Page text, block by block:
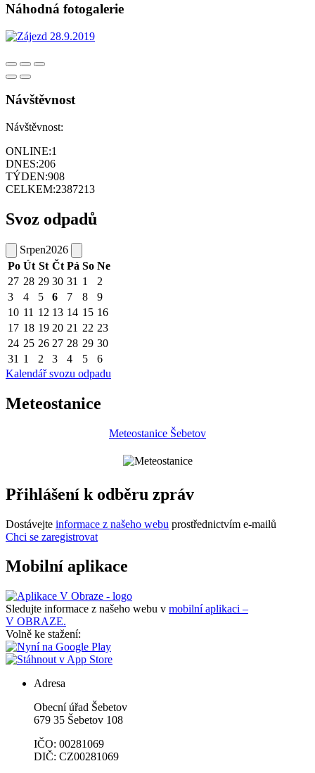
Náhodná fotogalerie
Návštěvnost
Návštěvnost:
ONLINE:1
DNES:206
TÝDEN:908
CELKEM:2387213
Svoz odpadů
Srpen2026
Po Út St Čt Pá So Ne
27 28 29 30 31 1
2
3
4 5 6 7 8
9
10 11 12 13 14 15 16
17 18 19 20 21 22 23
24 25 26 27 28 29 30
31 1 2 3 4 5
6
Kalendář svozu odpadu
Meteostanice
Meteostanice Šebetov
Přihlášení k odběru zpráv
Dostávejte informace z našeho webu prostřednictvím e-mailů
Chci se zaregistrovat
Mobilní aplikace
Sledujte informace z našeho webu v mobilní aplikaci –
V OBRAZE.
Volně ke stažení:
Adresa
Obecní úřad Šebetov
679 35 Šebetov 108
IČO: 00281069
DIČ: CZ00281069